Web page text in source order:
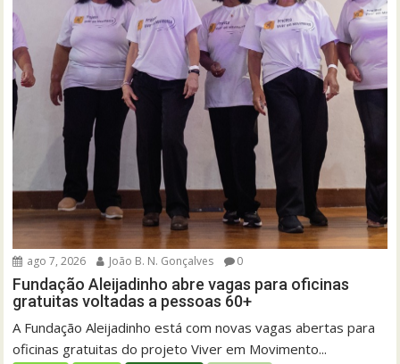
ago 7, 2026 João B. N. Gonçalves 0
Fundação Aleijadinho abre vagas para oficinas
gratuitas voltadas a pessoas 60+
A Fundação Aleijadinho está com novas vagas abertas para
oficinas gratuitas do projeto Viver em Movimento...